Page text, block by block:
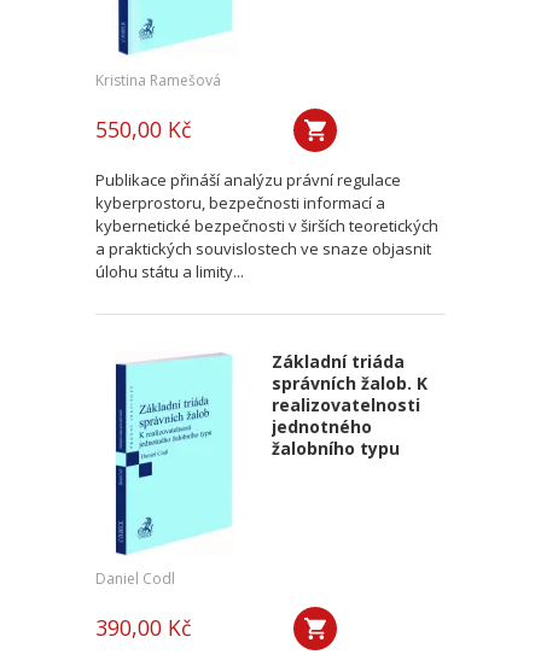
Kristina Ramešová
550,00 Kč
Publikace přináší analýzu právní regulace
kyberprostoru, bezpečnosti informací a
kybernetické bezpečnosti v širších teoretických
a praktických souvislostech ve snaze objasnit
úlohu státu a limity...
Základní triáda
správních žalob. K
realizovatelnosti
jednotného
žalobního typu
Daniel Codl
390,00 Kč